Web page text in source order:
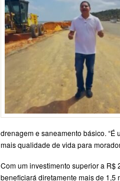
drenagem e saneamento básico.
mais qualidade de vida para
Com um investimento superior a R$
beneficiará diretamente mais de 1,5